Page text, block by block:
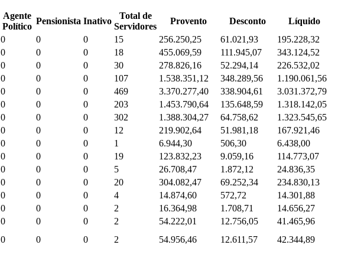
Agente
Político
Pensionista Inativo
Total de
Servidores
Provento Desconto
Líquido
0 0 0 15 256.250,25 61.021,93
195.228,32
0 0 0 18 455.069,59 111.945,07
343.124,52
0 0 0 30 278.826,16 52.294,14
226.532,02
0 0 0 107 1.538.351,12 348.289,56
1.190.061,56
0 0 0 469 3.370.277,40 338.904,61
3.031.372,79
0 0 0 203 1.453.790,64 135.648,59
1.318.142,05
0 0 0 302 1.388.304,27 64.758,62
1.323.545,65
0 0 0 12 219.902,64 51.981,18
167.921,46
0 0 0 1 6.944,30 506,30
6.438,00
0 0 0 19 123.832,23 9.059,16
114.773,07
0 0 0 5 26.708,47 1.872,12
24.836,35
0 0 0 20 304.082,47 69.252,34
234.830,13
0 0 0 4 14.874,60 572,72
14.301,88
0 0 0 2 16.364,98 1.708,71
14.656,27
0 0 0 2 54.222,01 12.756,05
41.465,96
0 0 0 2 54.956,46 12.611,57
42.344,89